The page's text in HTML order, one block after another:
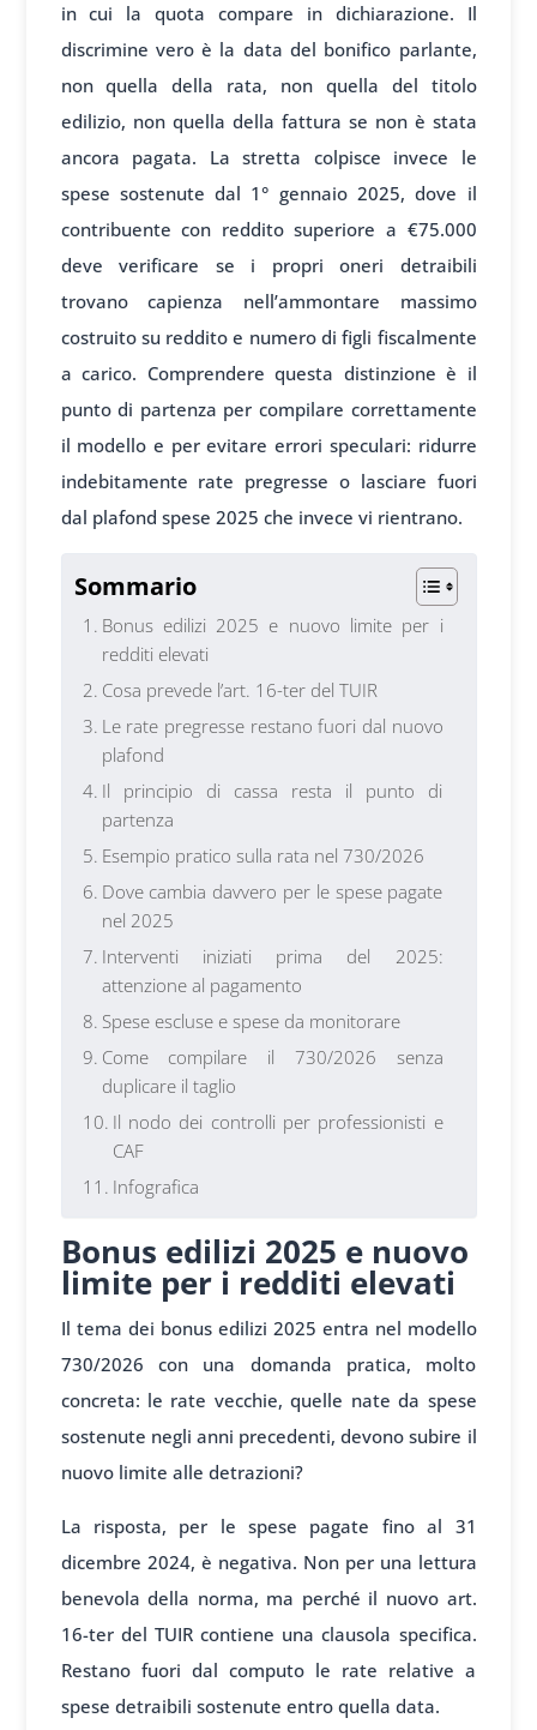
in cui la quota compare in dichiarazione. Il
discrimine vero è la data del bonifico parlante,
non quella della rata, non quella del titolo
edilizio, non quella della fattura se non è stata
ancora pagata. La stretta colpisce invece le
spese sostenute dal 1° gennaio 2025, dove il
contribuente con reddito superiore a €75.000
deve verificare se i propri oneri detraibili
trovano capienza nell’ammontare massimo
costruito su reddito e numero di figli fiscalmente
a carico. Comprendere questa distinzione è il
punto di partenza per compilare correttamente
il modello e per evitare errori speculari: ridurre
indebitamente rate pregresse o lasciare fuori
dal plafond spese 2025 che invece vi rientrano.
Sommario
Bonus edilizi 2025 e nuovo limite per i
redditi elevati
Cosa prevede l’art. 16-ter del TUIR
Le rate pregresse restano fuori dal nuovo
plafond
Il principio di cassa resta il punto di
partenza
Esempio pratico sulla rata nel 730/2026
Dove cambia davvero per le spese pagate
nel 2025
Interventi iniziati prima del 2025:
attenzione al pagamento
Spese escluse e spese da monitorare
Come compilare il 730/2026 senza
duplicare il taglio
Il nodo dei controlli per professionisti e
CAF
Infografica
Bonus edilizi 2025 e nuovo
limite per i redditi elevati
Il tema dei bonus edilizi 2025 entra nel modello
730/2026 con una domanda pratica, molto
concreta: le rate vecchie, quelle nate da spese
sostenute negli anni precedenti, devono subire il
nuovo limite alle detrazioni?
La risposta, per le spese pagate fino al 31
dicembre 2024, è negativa. Non per una lettura
benevola della norma, ma perché il nuovo art.
16-ter del TUIR contiene una clausola specifica.
Restano fuori dal computo le rate relative a
spese detraibili sostenute entro quella data.